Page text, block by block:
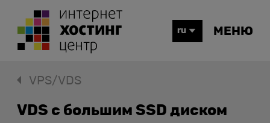
ru МЕНЮ
VPS/VDS
VDS с большим SSD диском